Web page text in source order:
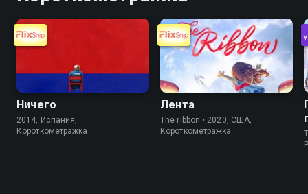
Ничего
2014, Испания,
Короткометражка
Лента
The ribbon • 2020, США,
Короткометражка